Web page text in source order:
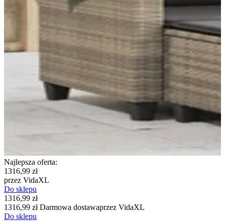
Najlepsza oferta:
1316,99 zł
przez VidaXL
Do sklepu
1316,99 zł
1316,99 złDarmowa dostawaprzez VidaXL
Do sklepu